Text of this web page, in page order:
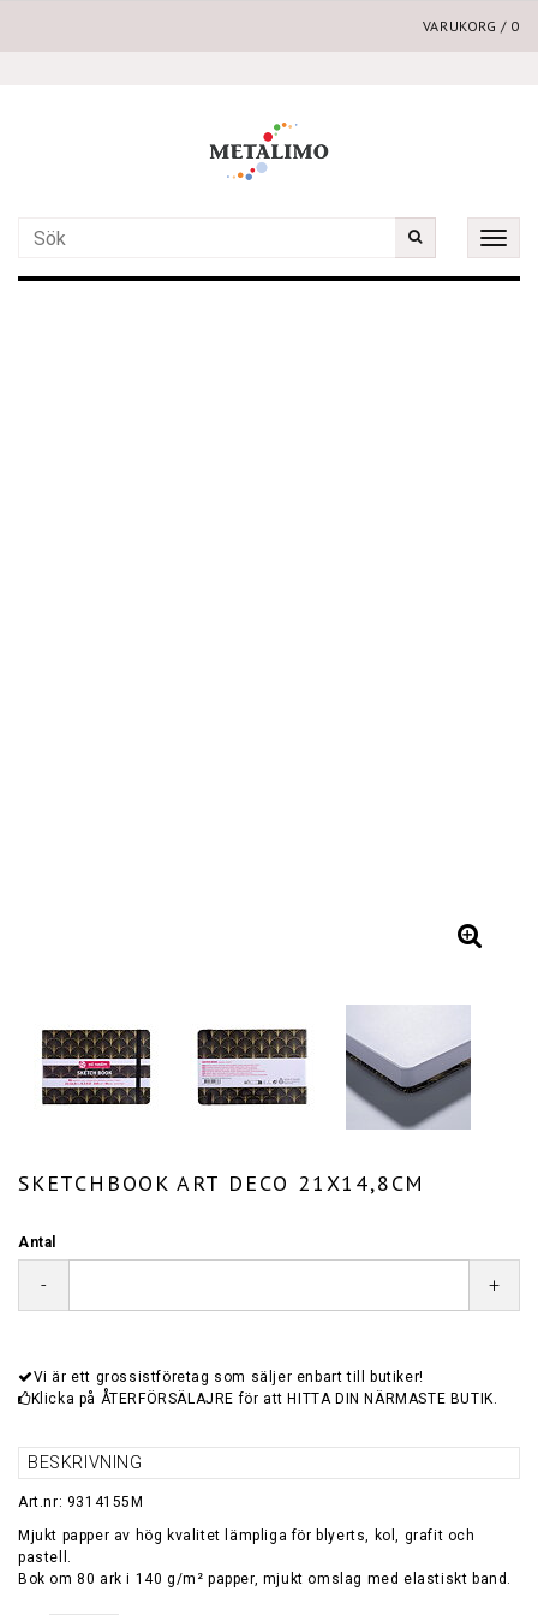
VARUKORG / 0
Toggle
SKETCHBOOK ART DECO 21X14,8CM
Antal
- +
Vi är ett grossistföretag som säljer enbart till butiker!
Klicka på ÅTERFÖRSÄLAJRE för att HITTA DIN NÄRMASTE BUTIK.
BESKRIVNING
Art.nr: 9314155M
Mjukt papper av hög kvalitet lämpliga för blyerts, kol, grafit och
pastell.
Bok om 80 ark i 140 g/m² papper, mjukt omslag med elastiskt band.